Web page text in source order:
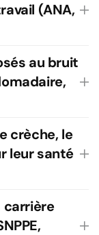
(ANA,
au bruit
crèche, le
leur santé
carrière